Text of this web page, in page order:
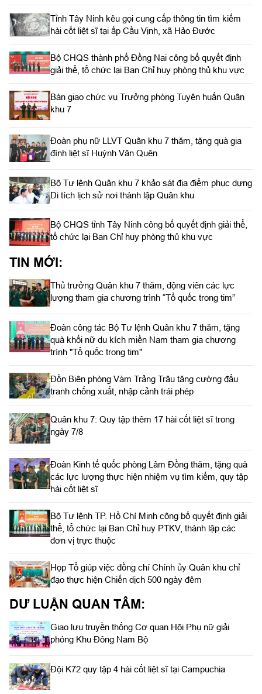
Tỉnh Tây Ninh kêu gọi cung cấp thông tin tìm kiếm
hài cốt liệt sĩ tại ấp Cầu Vịnh, xã Hảo Đước
Bộ CHQS thành phố Đồng Nai công bố quyết định
giải thể, tổ chức lại Ban Chỉ huy phòng thủ khu vực
Bàn giao chức vụ Trưởng phòng Tuyên huấn Quân
khu 7
Đoàn phụ nữ LLVT Quân khu 7 thăm, tặng quà gia
đình liệt sĩ Huỳnh Văn Quên
Bộ Tư lệnh Quân khu 7 khảo sát địa điểm phục dựng
Di tích lịch sử nơi thành lập Quân khu
Bộ CHQS tỉnh Tây Ninh công bố quyết định giải thể,
tổ chức lại Ban Chỉ huy phòng thủ khu vực
TIN MỚI:
Thủ trưởng Quân khu 7 thăm, động viên các lực
lượng tham gia chương trình “Tổ quốc trong tim”
Đoàn công tác Bộ Tư lệnh Quân khu 7 thăm, tặng
quà khối nữ du kích miền Nam tham gia chương
trình "Tổ quốc trong tim"
Đồn Biên phòng Vàm Trảng Trâu tăng cường đấu
tranh chống xuất, nhập cảnh trái phép
Quân khu 7: Quy tập thêm 17 hài cốt liệt sĩ trong
ngày 7/8
Đoàn Kinh tế quốc phòng Lâm Đồng thăm, tặng quà
các lực lượng thực hiện nhiệm vụ tìm kiếm, quy tập
hài cốt liệt sĩ
Bộ Tư lệnh TP. Hồ Chí Minh công bố quyết định giải
thể, tổ chức lại Ban Chỉ huy PTKV, thành lập các
đơn vị trực thuộc
Họp Tổ giúp việc đồng chí Chính ủy Quân khu chỉ
đạo thực hiện Chiến dịch 500 ngày đêm
DƯ LUẬN QUAN TÂM:
Giao lưu truyền thống Cơ quan Hội Phụ nữ giải
phóng Khu Đông Nam Bộ
Đội K72 quy tập 4 hài cốt liệt sĩ tại Campuchia